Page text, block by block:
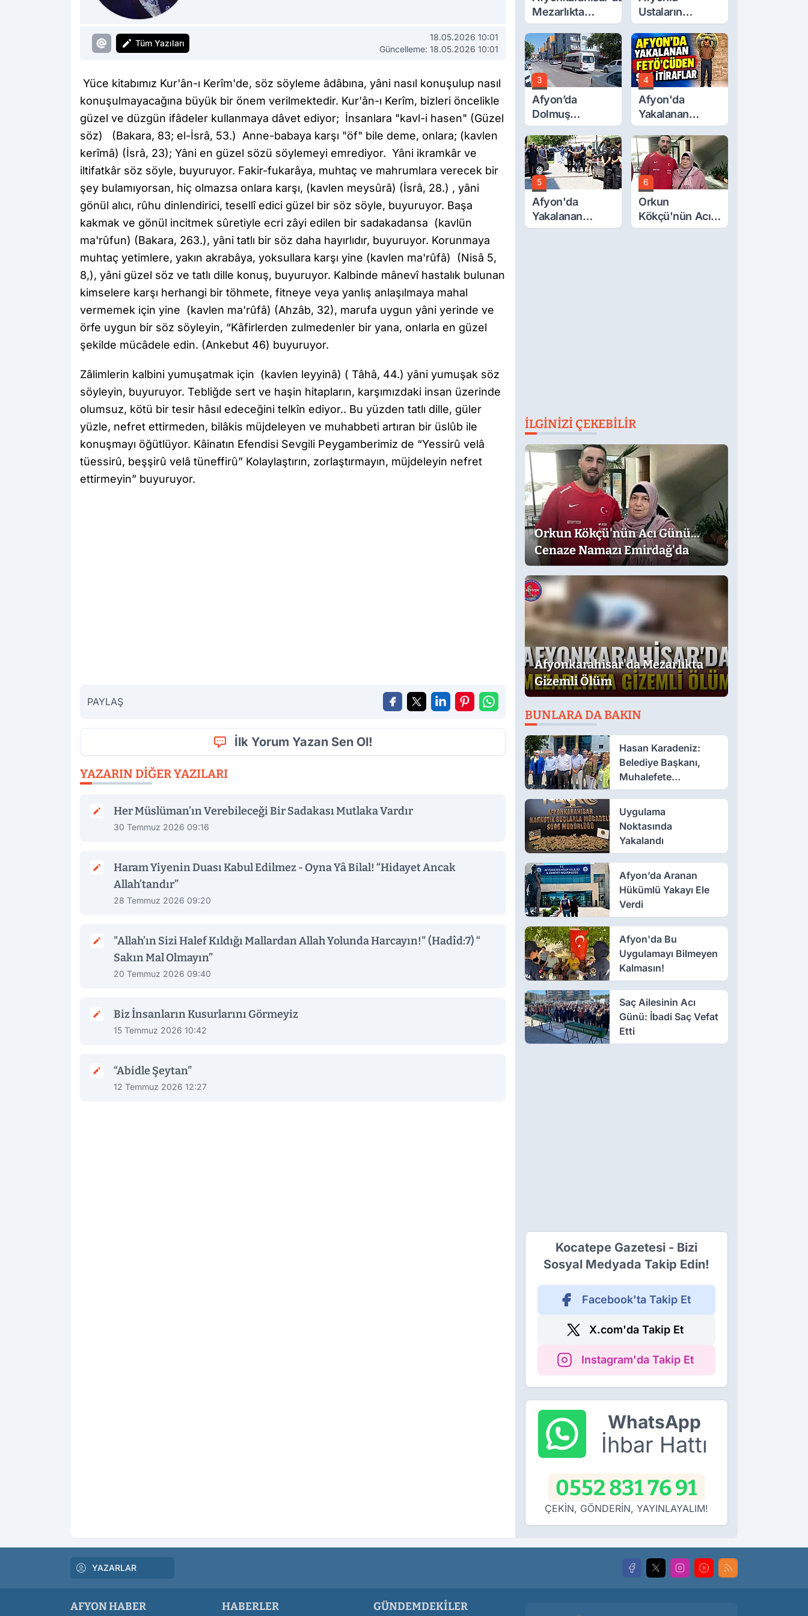
Tüm Yazıları
18.05.2026 10:01
Güncelleme: 18.05.2026 10:01
Yüce kitabımız Kur'ân-ı Kerîm'de, söz söyleme âdâbına, yâni nasıl konuşulup nasıl
konuşulmayacağına büyük bir önem verilmektedir. Kur'ân-ı Kerîm, bizleri öncelikle
güzel ve düzgün ifâdeler kullanmaya dâvet ediyor; İnsanlara "kavl-i hasen" (Güzel
söz) (Bakara, 83; el-İsrâ, 53.) Anne-babaya karşı "öf" bile deme, onlara; (kavlen
kerîmâ) (İsrâ, 23); Yâni en güzel sözü söylemeyi emrediyor. Yâni ikramkâr ve
iltifatkâr söz söyle, buyuruyor. Fakir-fukarâya, muhtaç ve mahrumlara verecek bir
şey bulamıyorsan, hiç olmazsa onlara karşı, (kavlen meysûrâ) (İsrâ, 28.) , yâni
gönül alıcı, rûhu dinlendirici, tesellî edici güzel bir söz söyle, buyuruyor. Başa
kakmak ve gönül incitmek sûretiyle ecri zâyi edilen bir sadakadansa (kavlün
ma'rûfun) (Bakara, 263.), yâni tatlı bir söz daha hayırlıdır, buyuruyor. Korunmaya
muhtaç yetimlere, yakın akrabâya, yoksullara karşı yine (kavlen ma'rûfâ) (Nisâ 5,
8,), yâni güzel söz ve tatlı dille konuş, buyuruyor. Kalbinde mânevî hastalık bulunan
kimselere karşı herhangi bir töhmete, fitneye veya yanlış anlaşılmaya mahal
vermemek için yine (kavlen ma'rûfâ) (Ahzâb, 32), marufa uygun yâni yerinde ve
örfe uygun bir söz söyleyin, “Kâfirlerden zulmedenler bir yana, onlarla en güzel
şekilde mücâdele edin. (Ankebut 46) buyuruyor.
Zâlimlerin kalbini yumuşatmak için (kavlen leyyinâ) ( Tâhâ, 44.) yâni yumuşak söz
söyleyin, buyuruyor. Tebliğde sert ve haşin hitapların, karşımızdaki insan üzerinde
olumsuz, kötü bir tesir hâsıl edeceğini telkîn ediyor.. Bu yüzden tatlı dille, güler
yüzle, nefret ettirmeden, bilâkis müjdeleyen ve muhabbeti artıran bir üslûb ile
konuşmayı öğütlüyor. Kâinatın Efendisi Sevgili Peygamberimiz de “Yessirû velâ
tüessirû, beşşirû velâ tüneffirû” Kolaylaştırın, zorlaştırmayın, müjdeleyin nefret
ettirmeyin” buyuruyor.
PAYLAŞ
İlk Yorum Yazan Sen Ol!
YAZARIN DIĞER YAZILARI
Her Müslüman’ın Verebileceği Bir Sadakası Mutlaka Vardır
30 Temmuz 2026 09:16
Haram Yiyenin Duası Kabul Edilmez - Oyna Yâ Bilal! “Hidayet Ancak
Allah’tandır”
28 Temmuz 2026 09:20
"Allah’ın Sizi Halef Kıldığı Mallardan Allah Yolunda Harcayın!" (Hadîd:7) “
Sakın Mal Olmayın”
20 Temmuz 2026 09:40
Biz İnsanların Kusurlarını Görmeyiz
15 Temmuz 2026 10:42
“Abidle Şeytan”
12 Temmuz 2026 12:27
Mezarlıkta
Gizemli Ölüm
Ustaların
Eserleri
Görücüye Çıktı
3
Afyon’da
Dolmuş
Ücretlerine
Yüzde 40 Zam
Talebi
4
Afyon'da
Yakalanan
FETÖ'Cüden
Şok İtiraflar
5
Afyon'da
Yakalanan
FETÖ'cü
6
Orkun
Kökçü'nün Acı
Günü... Cenaze
İLGINIZI ÇEKEBILIR
Orkun Kökçü'nün Acı Günü...
Cenaze Namazı Emirdağ'da
Afyonkarahisar'da Mezarlıkta
Gizemli Ölüm
BUNLARA DA BAKIN
Hasan Karadeniz:
Belediye Başkanı,
Muhalefete
Tahammül Edemiyor
Uygulama
Noktasında
Yakalandı
Afyon’da Aranan
Hükümlü Yakayı Ele
Verdi
Afyon'da Bu
Uygulamayı Bilmeyen
Kalmasın!
Saç Ailesinin Acı
Günü: İbadi Saç Vefat
Etti
Kocatepe Gazetesi - Bizi
Sosyal Medyada Takip Edin!
Facebook'ta Takip Et
X.com'da Takip Et
Instagram'da Takip Et
WhatsApp
İhbar Hattı
0552 831 76 91
ÇEKİN, GÖNDERİN, YAYINLAYALIM!
YAZARLAR
AFYON HABER HABERLER GÜNDEMDEKILER